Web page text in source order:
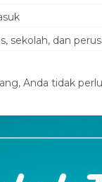
sekolah, dan
Anda tidak